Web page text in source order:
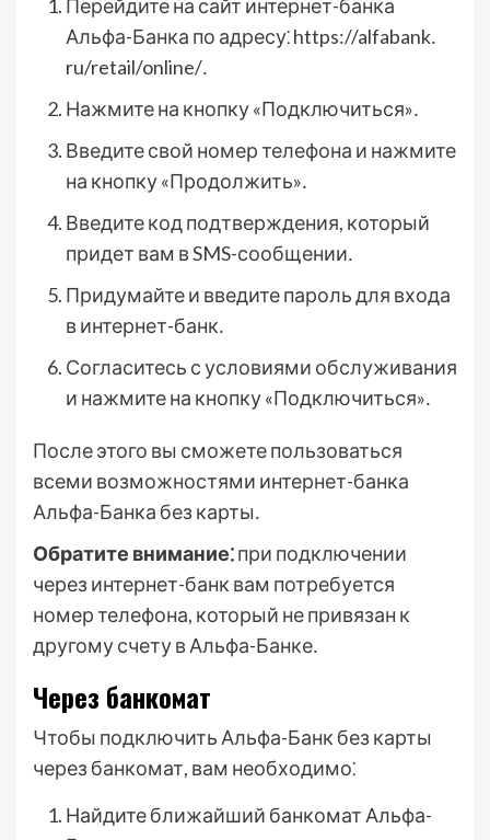
Перейдите на сайт интернет-банка
Альфа-Банка по адресу⁚ https://alfabank․
ru/retail/online/․
Нажмите на кнопку «Подключиться»․
Введите свой номер телефона и нажмите
на кнопку «Продолжить»․
Введите код подтверждения, который
придет вам в SMS-сообщении․
Придумайте и введите пароль для входа
в интернет-банк․
Согласитесь с условиями обслуживания
и нажмите на кнопку «Подключиться»․
После этого вы сможете пользоваться
всеми возможностями интернет-банка
Альфа-Банка без карты․
Обратите внимание⁚при подключении
через интернет-банк вам потребуется
номер телефона, который не привязан к
другому счету в Альфа-Банке․
Через банкомат
Чтобы подключить Альфа-Банк без карты
через банкомат, вам необходимо⁚
Найдите ближайший банкомат Альфа-